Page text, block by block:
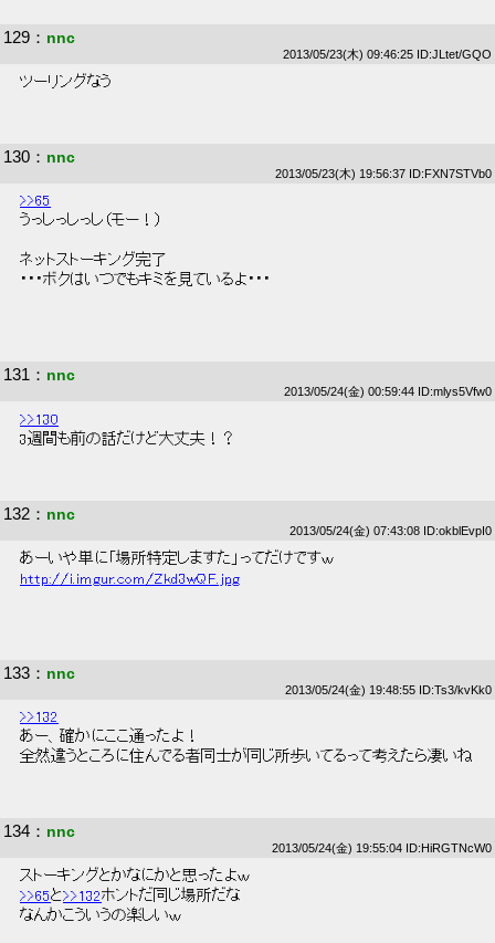
129 ： nnc
2013/05/23(木) 09:46:25 ID:JLtet/GQO
ツーリングなう
130 ： nnc
2013/05/23(木) 19:56:37 ID:FXN7STVb0
>>65
うっしっしっし（モー！）
ネットストーキング完了
・・・ボクはいつでもキミを見ているよ・・・
131 ： nnc
2013/05/24(金) 00:59:44 ID:mlys5Vfw0
>>130
3週間も前の話だけど大丈夫！？
132 ： nnc
2013/05/24(金) 07:43:08 ID:okblEvpI0
あーいや単に「場所特定しますた」ってだけですｗ
http://i.imgur.com/Zkd3wQF.jpg
133 ： nnc
2013/05/24(金) 19:48:55 ID:Ts3/kvKk0
>>132
あー、確かにここ通ったよ！
全然違うところに住んでる者同士が同じ所歩いてるって考えたら凄いね
134 ： nnc
2013/05/24(金) 19:55:04 ID:HiRGTNcW0
ストーキングとかなにかと思ったよｗ
>>65と>>132ホントだ同じ場所だな
なんかこういうの楽しいｗ